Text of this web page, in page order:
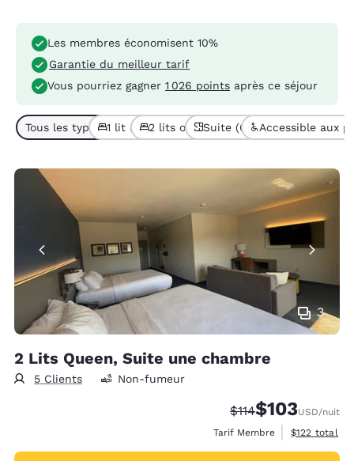
Les membres économisent 10%
Garantie du meilleur tarif
Vous pourriez gagner 1 026 points après ce séjour
Tous les types de chambres (6)
1 lit (3) 2 lits ou + (3)Suite (6) Accessible aux
3
2 Lits Queen, Suite une chambre
5 Clients Non-fumeur
Tarif barré :
$114Tarif réduit :
$103USD/nuit
Tarif Membre
Afficher les
$122 total